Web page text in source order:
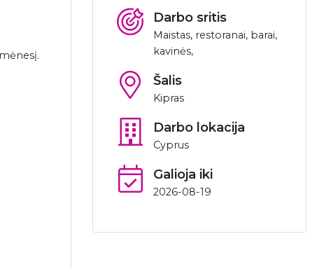
Darbo sritis
Maistas, restoranai, barai,
kavinės,
Šalis
Kipras
Darbo lokacija
Cyprus
Galioja iki
2026-08-19